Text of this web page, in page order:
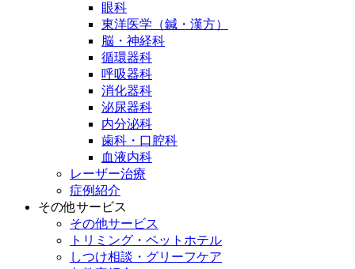
眼科
東洋医学（鍼・漢方）
脳・神経科
循環器科
呼吸器科
消化器科
泌尿器科
内分泌科
歯科・口腔科
血液内科
レーザー治療
症例紹介
その他サービス
その他サービス
トリミング・ペットホテル
しつけ相談・グリーフケア